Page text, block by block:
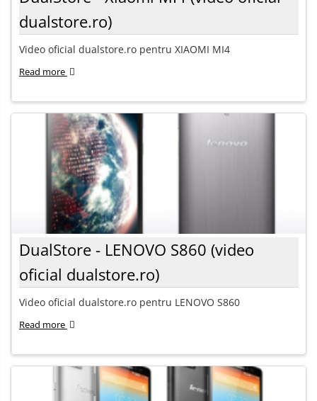
dualstore.ro)
Video oficial dualstore.ro pentru XIAOMI MI4
Read more
DualStore - LENOVO S860 (video
oficial dualstore.ro)
Video oficial dualstore.ro pentru LENOVO S860
Read more